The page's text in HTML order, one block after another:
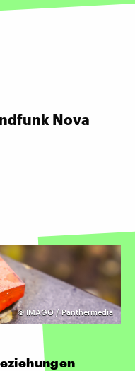
Nova
© IMAGO / Panthermedia